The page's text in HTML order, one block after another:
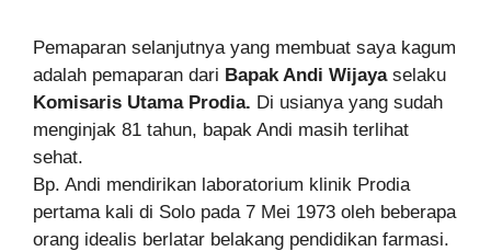
Pemaparan selanjutnya yang membuat saya kagum
adalah pemaparan dari Bapak Andi Wijaya selaku
Komisaris Utama Prodia. Di usianya yang sudah
menginjak 81 tahun, bapak Andi masih terlihat
sehat.
Bp. Andi mendirikan laboratorium klinik Prodia
pertama kali di Solo pada 7 Mei 1973 oleh beberapa
orang idealis berlatar belakang pendidikan farmasi.